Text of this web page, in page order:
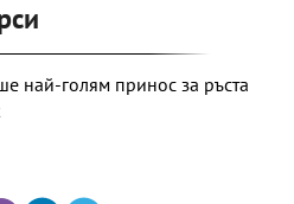
най-голям принос за ръста